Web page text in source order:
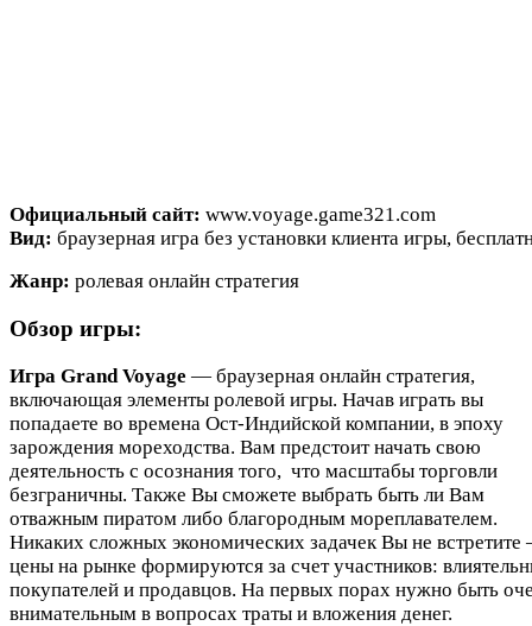
Официальный сайт: www.voyage.game321.com
Вид: браузерная игра без установки клиента игры,
Жанр: ролевая онлайн стратегия
Обзор игры:
Игра Grand Voyage — браузерная онлайн стратегия,
включающая элементы ролевой игры. Начав играть вы
попадаете во времена Ост-Индийской компании, в эпоху
зарождения мореходства. Вам предстоит начать свою
деятельность с осознания того, что масштабы торговли
безграничны. Также Вы сможете выбрать быть ли Вам
отважным пиратом либо благородным мореплавателем.
Никаких сложных экономических задачек Вы не
цены на рынке формируются за счет участников:
покупателей и продавцов. На первых порах нужно быть
внимательным в вопросах траты и вложения денег.